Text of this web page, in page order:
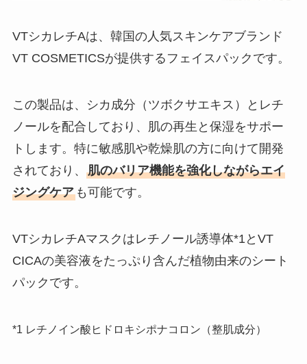
VTシカレチAは、韓国の人気スキンケアブランド
VT COSMETICSが提供するフェイスパックです。
この製品は、シカ成分（ツボクサエキス）とレチ
ノールを配合しており、肌の再生と保湿をサポー
トします。特に敏感肌や乾燥肌の方に向けて開発
されており、 肌のバリア機能を強化しながらエイ
ジングケアも可能です。
VTシカレチAマスクはレチノール誘導体*1とVT
CICAの美容液をたっぷり含んだ植物由来のシート
パックです。
*1 レチノイン酸ヒドロキシポナコロン（整肌成分）